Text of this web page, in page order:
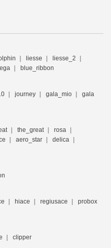
liesse
liesse_2
blue_ribbon
journey gala_mio
gala
the_great
rosa
aero_star
delica
hiace regiusace
probox
clipper